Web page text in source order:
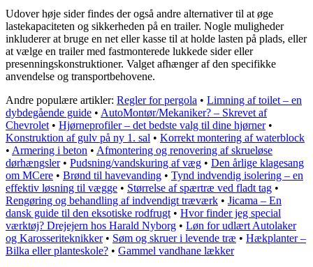
Udover høje sider findes der også andre alternativer til at øge
lastekapaciteten og sikkerheden på en trailer. Nogle muligheder
inkluderer at bruge en net eller kasse til at holde lasten på plads, eller
at vælge en trailer med fastmonterede lukkede sider eller
presenningskonstruktioner. Valget afhænger af den specifikke
anvendelse og transportbehovene.
Andre populære artikler: Regler for pergola • Limning af toilet – en
dybdegående guide • AutoMontør/Mekaniker? – Skrevet af
Chevrolet • Hjørneprofiler – det bedste valg til dine hjørner•
Konstruktion af gulv på ny 1. sal • Korrekt montering af waterblock
• Armering i beton • Afmontering og renovering af skrueløse
dørhængsler• Pudsning/vandskuring af væg • Den årlige klagesang
om MCere • Brønd til havevanding • Tynd indvendig isolering – en
effektiv løsning til vægge • Størrelse af spærtræ ved fladt tag •
Rengøring og behandling af indvendigt træværk • Jicama – En
dansk guide til den eksotiske rodfrugt • Hvor finder jeg special
værktøj? Drejejern hos Harald Nyborg • Løn for udlært Autolaker
og Karosseriteknikker• Søm og skruer i levende træ • Hækplanter –
Bilka eller planteskole? • Gammel vandhane lækker